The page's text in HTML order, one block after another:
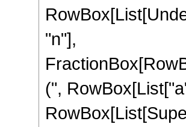
"n"],
(",